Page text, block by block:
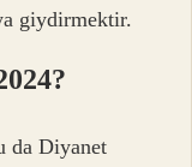
giydirmektir.
da Diyanet